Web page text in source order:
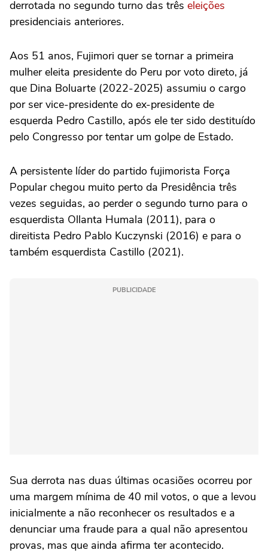
derrotada no segundo turno das três eleições
presidenciais anteriores.
Aos 51 anos, Fujimori quer se tornar a primeira
mulher eleita presidente do Peru por voto direto, já
que Dina Boluarte (2022-2025) assumiu o cargo
por ser vice-presidente do ex-presidente de
esquerda Pedro Castillo, após ele ter sido destituído
pelo Congresso por tentar um golpe de Estado.
A persistente líder do partido fujimorista Força
Popular chegou muito perto da Presidência três
vezes seguidas, ao perder o segundo turno para o
esquerdista Ollanta Humala (2011), para o
direitista Pedro Pablo Kuczynski (2016) e para o
também esquerdista Castillo (2021).
PUBLICIDADE
Sua derrota nas duas últimas ocasiões ocorreu por
uma margem mínima de 40 mil votos, o que a levou
inicialmente a não reconhecer os resultados e a
denunciar uma fraude para a qual não apresentou
provas, mas que ainda afirma ter acontecido.